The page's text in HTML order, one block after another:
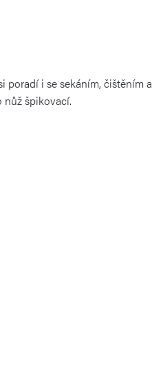
poradí i se sekáním, čištěním a
nůž špikovací.